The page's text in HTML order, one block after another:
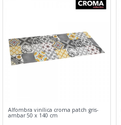
Alfombra vinílica croma patch gris-
ambar 50 x 140 cm